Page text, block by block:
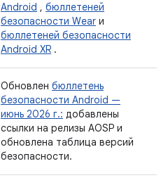
Android , бюллетеней
безопасности Wear и
бюллетеней безопасности
Android XR .
Обновлен бюллетень
безопасности Android —
июнь 2026 г.: добавлены
ссылки на релизы AOSP и
обновлена ​​таблица версий
безопасности.